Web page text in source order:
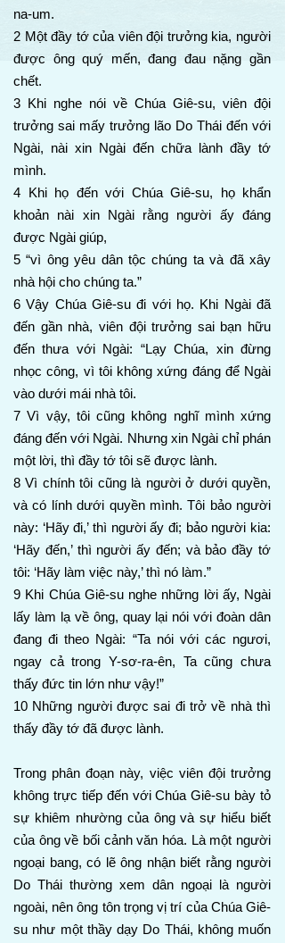
na-um.
2 Một đầy tớ của viên đội trưởng kia, người
được ông quý mến, đang đau nặng gần
chết.
3 Khi nghe nói về Chúa Giê-su, viên đội
trưởng sai mấy trưởng lão Do Thái đến với
Ngài, nài xin Ngài đến chữa lành đầy tớ
mình.
4 Khi họ đến với Chúa Giê-su, họ khẩn
khoản nài xin Ngài rằng người ấy đáng
được Ngài giúp,
5 “vì ông yêu dân tộc chúng ta và đã xây
nhà hội cho chúng ta.”
6 Vậy Chúa Giê-su đi với họ. Khi Ngài đã
đến gần nhà, viên đội trưởng sai bạn hữu
đến thưa với Ngài: “Lạy Chúa, xin đừng
nhọc công, vì tôi không xứng đáng để Ngài
vào dưới mái nhà tôi.
7 Vì vậy, tôi cũng không nghĩ mình xứng
đáng đến với Ngài. Nhưng xin Ngài chỉ phán
một lời, thì đầy tớ tôi sẽ được lành.
8 Vì chính tôi cũng là người ở dưới quyền,
và có lính dưới quyền mình. Tôi bảo người
này: ‘Hãy đi,’ thì người ấy đi; bảo người kia:
‘Hãy đến,’ thì người ấy đến; và bảo đầy tớ
tôi: ‘Hãy làm việc này,’ thì nó làm.”
9 Khi Chúa Giê-su nghe những lời ấy, Ngài
lấy làm lạ về ông, quay lại nói với đoàn dân
đang đi theo Ngài: “Ta nói với các ngươi,
ngay cả trong Y-sơ-ra-ên, Ta cũng chưa
thấy đức tin lớn như vậy!”
10 Những người được sai đi trở về nhà thì
thấy đầy tớ đã được lành.
Trong phân đoạn này, việc viên đội trưởng
không trực tiếp đến với Chúa Giê-su bày tỏ
sự khiêm nhường của ông và sự hiểu biết
của ông về bối cảnh văn hóa. Là một người
ngoại bang, có lẽ ông nhận biết rằng người
Do Thái thường xem dân ngoại là người
ngoài, nên ông tôn trọng vị trí của Chúa Giê-
su như một thầy dạy Do Thái, không muốn